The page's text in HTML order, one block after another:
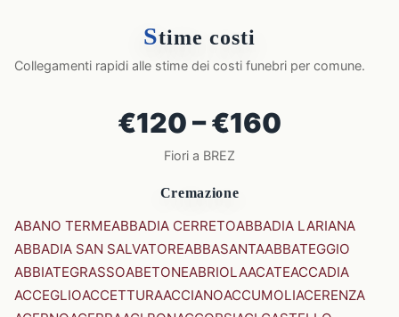
Stime costi
Collegamenti rapidi alle stime dei costi funebri per comune.
€120 – €160
Fiori a BREZ
Cremazione
ABANO TERMEABBADIA CERRETOABBADIA LARIANA
ABBADIA SAN SALVATOREABBASANTAABBATEGGIO
ABBIATEGRASSOABETONEABRIOLAACATEACCADIA
ACCEGLIOACCETTURAACCIANOACCUMOLIACERENZA